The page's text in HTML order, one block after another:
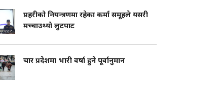
प्रहरीको नियन्त्रणमा रहेका कर्मा समूहले यसरी
मच्चाउथ्यो लुटपाट
चार प्रदेशमा भारी वर्षा हुने पूर्वानुमान